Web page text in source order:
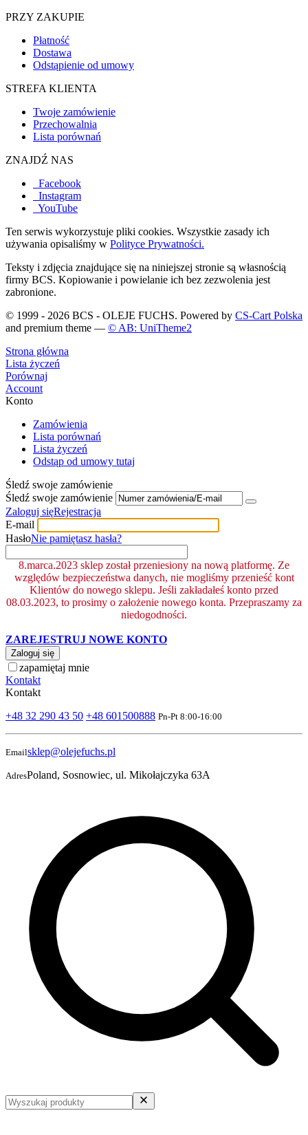
PRZY ZAKUPIE
Płatność
Dostawa
Odstąpienie od umowy
STREFA KLIENTA
Twoje zamówienie
Przechowalnia
Lista porównań
ZNAJDŹ NAS
Facebook
Instagram
YouTube
Ten serwis wykorzystuje pliki cookies. Wszystkie zasady ich
używania opisaliśmy w Polityce Prywatności.
Teksty i zdjęcia znajdujące się na niniejszej stronie są własnością
firmy BCS. Kopiowanie i powielanie ich bez zezwolenia jest
zabronione.
© 1999 - 2026 BCS - OLEJE FUCHS. Powered by CS-Cart Polska
and premium theme — © AB: UniTheme2
Strona główna
Lista życzeń
Porównaj
Account
Konto
Zamówienia
Lista porównań
Lista życzeń
Odstąp od umowy tutaj
Śledź swoje zamówienie
Śledź swoje zamówienie
Zaloguj sięRejestracja
E-mail
HasłoNie pamiętasz hasła?
8.marca.2023 sklep został przeniesiony na nową platformę. Ze
względów bezpieczeństwa danych, nie mogliśmy przenieść kont
Klientów do nowego sklepu. Jeśli zakładałeś konto przed
08.03.2023, to prosimy o założenie nowego konta. Przepraszamy za
niedogodności.
ZAREJESTRUJ NOWE KONTO
Zaloguj się
zapamiętaj mnie
Kontakt
Kontakt
+48 32 290 43 50 +48 601500888 Pn-Pt 8:00-16:00
Emailsklep@olejefuchs.pl
AdresPoland, Sosnowiec, ul. Mikołajczyka 63A